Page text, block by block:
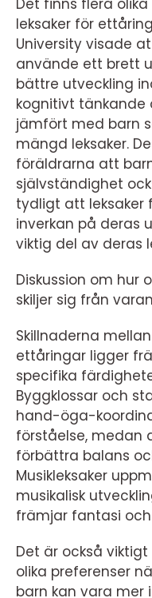
Det finns flera
leksaker för
University visade
använde ett brett
bättre utveckling
kognitivt
jämfört med barn
mängd leksaker.
föräldrarna att
självständighet
tydligt att leksaker
inverkan på deras
viktig del av deras
Diskussion om hur
skiljer sig från
Skillnaderna
ettåringar ligger
specifika
Byggklossar och
hand-öga-
förståelse, medan
förbättra balans
Musikleksaker
musikalisk
främjar fantasi och
Det är också
olika preferenser
barn kan vara mer